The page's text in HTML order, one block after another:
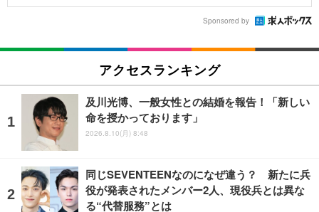
Sponsored by
アクセスランキング
及川光博、一般女性との結婚を報告！「新しい
命を授かっております」
2026.8.10(月) 8:48
同じSEVENTEENなのになぜ違う？ 新たに兵
役が発表されたメンバー2人、現役兵とは異な
る“代替服務”とは